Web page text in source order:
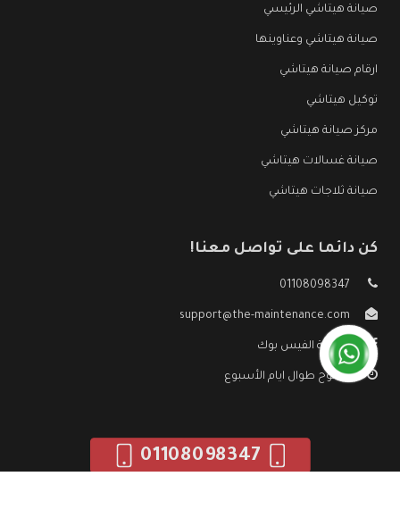
صيانة هيتاشي الرئيسي
صيانة هيتاشي وعناوينها
ارقام صيانة هيتاشي
توكيل هيتاشي
مركز صيانة هيتاشي
صيانة غسالات هيتاشي
صيانة ثلاجات هيتاشي
كن دائما على تواصل معنا!
01108098347
support@the-maintenance.com
صفحة الفيس بوك
مفتوح طوال ايام الأسبوع
01108098347